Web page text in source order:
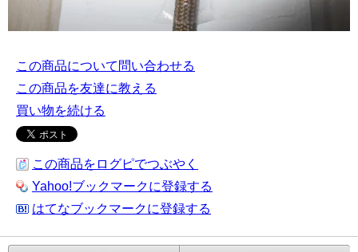
この商品について問い合わせる
この商品を友達に教える
買い物を続ける
この商品をログピでつぶやく
Yahoo!ブックマークに登録する
はてなブックマークに登録する